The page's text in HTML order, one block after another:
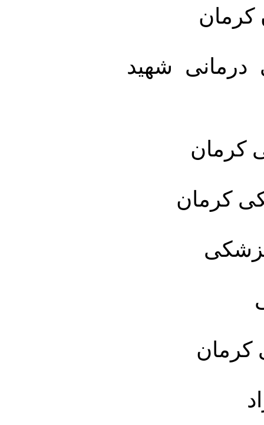
کرمان
شهید
کرمان
کرمان
کرمان